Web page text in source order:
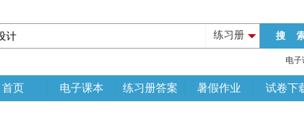
练习册
电子
首页 电子课本 练习册答案 暑假作业 试卷下